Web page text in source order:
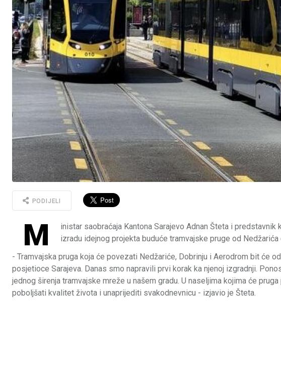
PODIJELI
M
inistar saobraćaja Kantona Sarajevo Adnan Šteta i
izradu idejnog projekta buduće tramvajske pruge od Nedžarića
- Tramvajska pruga koja će povezati Nedžariće, Dobrinju i Aerodrom bit će
posjetioce Sarajeva. Danas smo napravili prvi korak ka njenoj izgradnji.
jednog širenja tramvajske mreže u našem gradu. U naseljima kojima će
poboljšati kvalitet života i unaprijediti svakodnevnicu - izjavio je Šteta.